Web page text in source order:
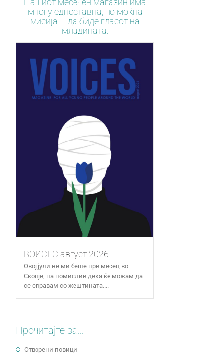
Нашиот месечен магазин има
многу едноставна, но моќна
мисија – да биде гласот на
младината.
ВОИСЕС август 2026
Овој јули не ми беше прв месец во
Скопје, па помислив дека ќе можам да
се справам со жештината....
Прочитајте за...
Отворени повици